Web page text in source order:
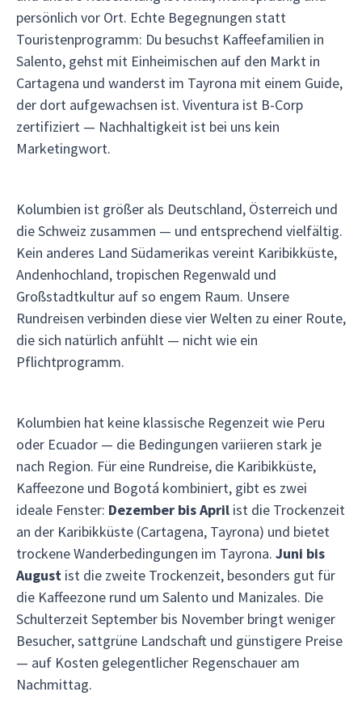
persönlich vor Ort. Echte Begegnungen statt
Touristenprogramm: Du besuchst Kaffeefamilien in
Salento, gehst mit Einheimischen auf den Markt in
Cartagena und wanderst im Tayrona mit einem Guide,
der dort aufgewachsen ist. Viventura ist B-Corp
zertifiziert — Nachhaltigkeit ist bei uns kein
Marketingwort.
Kolumbien ist größer als Deutschland, Österreich und
die Schweiz zusammen — und entsprechend vielfältig.
Kein anderes Land Südamerikas vereint Karibikküste,
Andenhochland, tropischen Regenwald und
Großstadtkultur auf so engem Raum. Unsere
Rundreisen verbinden diese vier Welten zu einer Route,
die sich natürlich anfühlt — nicht wie ein
Pflichtprogramm.
Kolumbien hat keine klassische Regenzeit wie Peru
oder Ecuador — die Bedingungen variieren stark je
nach Region. Für eine Rundreise, die Karibikküste,
Kaffeezone und Bogotá kombiniert, gibt es zwei
ideale Fenster: Dezember bis April ist die Trockenzeit
an der Karibikküste (Cartagena, Tayrona) und bietet
trockene Wanderbedingungen im Tayrona. Juni bis
August ist die zweite Trockenzeit, besonders gut für
die Kaffeezone rund um Salento und Manizales. Die
Schulterzeit September bis November bringt weniger
Besucher, sattgrüne Landschaft und günstigere Preise
— auf Kosten gelegentlicher Regenschauer am
Nachmittag.